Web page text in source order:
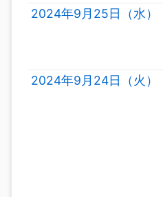
2024年9月25日（水）
2024年9月24日（火）